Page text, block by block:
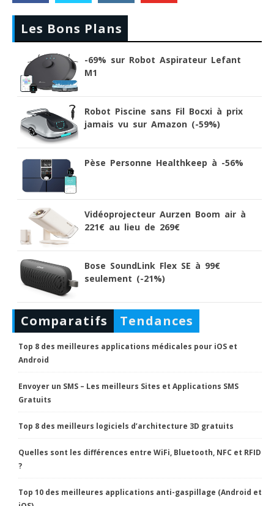
Les Bons Plans
-69% sur Robot Aspirateur Lefant
M1
Robot Piscine sans Fil Bocxi à prix
jamais vu sur Amazon (-59%)
Pèse Personne Healthkeep à -56%
Vidéoprojecteur Aurzen Boom air à
221€ au lieu de 269€
Bose SoundLink Flex SE à 99€
seulement (-21%)
Comparatifs Tendances
Top 8 des meilleures applications médicales pour iOS et
Android
Envoyer un SMS – Les meilleurs Sites et Applications SMS
Gratuits
Top 8 des meilleurs logiciels d’architecture 3D gratuits
Quelles sont les différences entre WiFi, Bluetooth, NFC et RFID
?
Top 10 des meilleures applications anti-gaspillage (Android et